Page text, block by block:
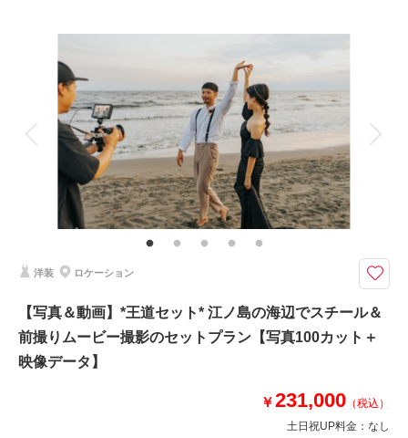
相談予約する
来店・オンライン
撮影日の空き
を確認する
着付け
アルバム データ 150 カット
衣装追加 会食
家族と撮影 家族用衣装レンタル ペットと撮影
その他含むもの
撮影データ（約150カット）・白無垢or色打掛・紋付袴・洋装ドレス・洋装
新郎衣装・ヘアメイク・着付け・撮影アテンド・撮影小物・ブーケレンタ
【和装も洋装も1日で叶う贅沢プラン】納品写真の割合は和装が多めとなり
⚫︎ロケ地：鎌倉・妙本寺 / 稲村ヶ崎（鎌倉周辺海岸）
⚫︎データ：約150カット（画像補正あり）
⚫︎納期：約3週間
※和装、洋装ともにお仕度は鎌倉の系列サロン一角にて行います
洋装 ロケーション
【写真＆動画】*王道セット* 江ノ島の海辺でスチール＆
前撮りムービー撮影のセットプラン【写真100カット＋
映像データ】
￥231,000 （税込）
土日祝UP料金： なし